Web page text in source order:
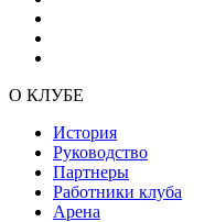
О КЛУБЕ
История
Руководство
Партнеры
Работники клуба
Арена